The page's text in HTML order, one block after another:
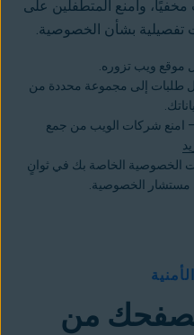
وامنع المتطفلين على
تفصيلية بشأن الخصوصية.
موقع ويب تزوره.
طلبات إلى مجموعة محددة من
– امنع شركات الويب من جمع
الخصوصية الخاصة بك في ثوانٍ
مستشار الخصوصية.
من